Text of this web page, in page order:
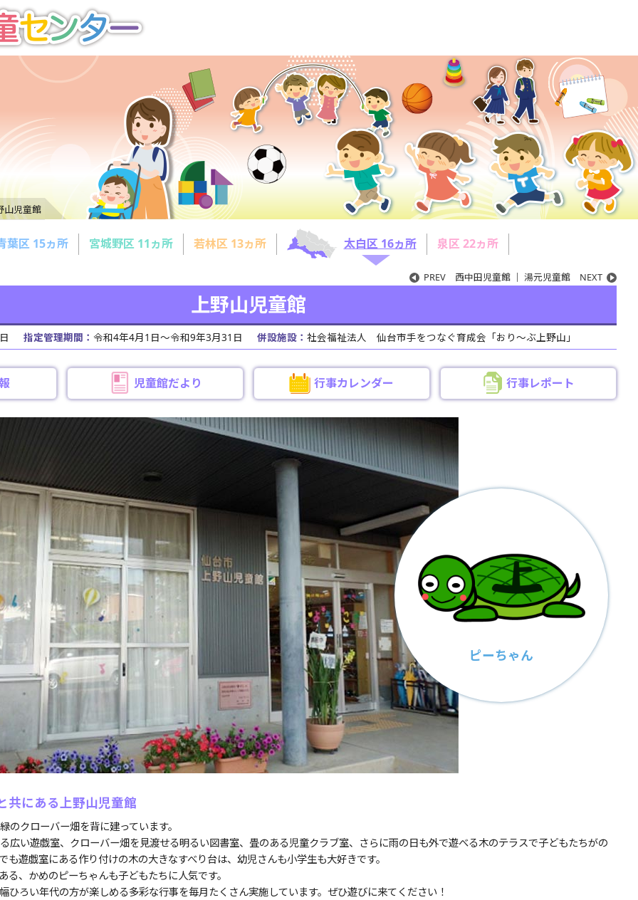
山児童館
葉区 15ヵ所 宮城野区 11ヵ所 若林区 13ヵ所 太白区 16ヵ所 泉区 22ヵ所
PREV 西中田児童館 ｜ 湯元児童館 NEXT
上野山児童館
指定管理期間： 令和4年4月1日～令和9年3月31日 併設施設： 社会福祉法人 仙台市手をつなぐ育成会「おり～ぶ上野山」
児童館だより 行事カレンダー 行事レポート
ピーちゃん
共にある上野山児童館
のクローバー畑を背に建っています。
広い遊戯室、クローバー畑を見渡せる明るい図書室、畳のある児童クラブ室、さらに雨の日も外で遊べる木のテラスで子どもたちがの
も遊戯室にある作り付けの木の大きなすべり台は、幼児さんも小学生も大好きです。
る、かめのピーちゃんも子どもたちに人気です。
ひろい年代の方が楽しめる多彩な行事を毎月たくさん実施しています。ぜひ遊びに来てください！